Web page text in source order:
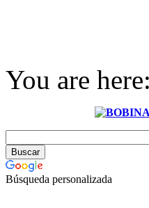
You are here:
Búsqueda personalizada